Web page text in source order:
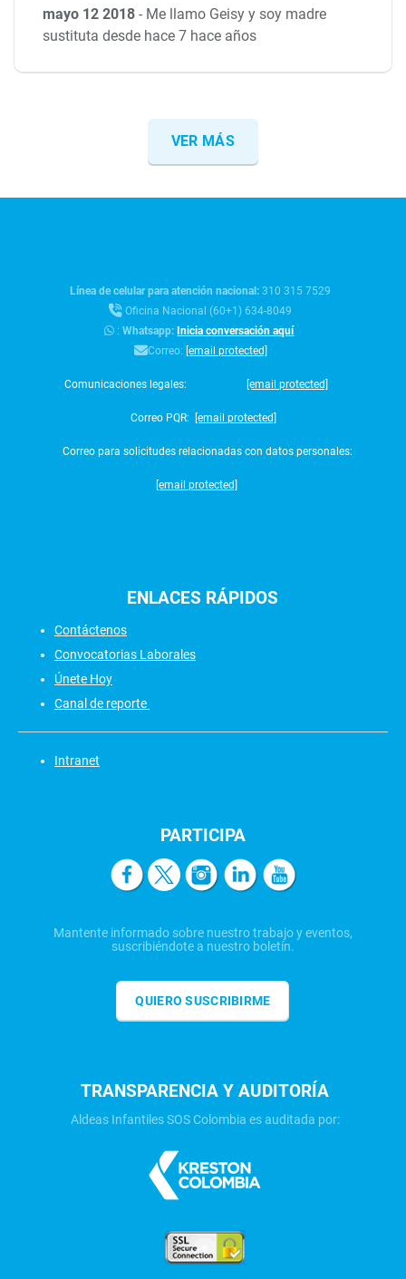
mayo 12 2018- Me llamo Geisy y soy madre
sustituta desde hace 7 hace años
VER MÁS
Línea de celular para atención nacional:310 315 7529
Oficina Nacional (60+1) 634-8049
:Whatsapp:Inicia conversación aquí
Correo: [email protected]
Comunicaciones legales: [email protected]
Correo PQR: [email protected]
Correo para solicitudes relacionadas con datos personales:
[email protected]
ENLACES RÁPIDOS
Contáctenos
Convocatorias Laborales
Únete Hoy
Canal de reporte
Intranet
PARTICIPA
Mantente informado sobre nuestro trabajo y eventos,
suscribiéndote a nuestro boletín.
QUIERO SUSCRIBIRME
TRANSPARENCIA Y AUDITORÍA
Aldeas Infantiles SOS Colombia es auditada por: